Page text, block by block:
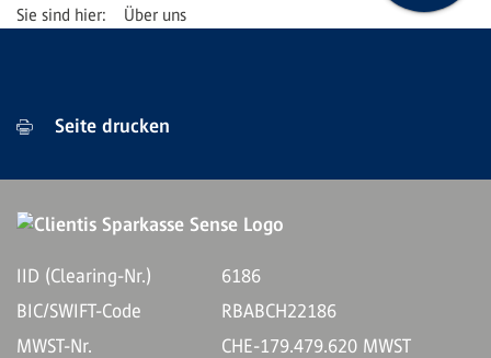
Über uns
Seite drucken
IID (Clearing-Nr.)
6186
BIC/SWIFT-Code
RBABCH22186
MWST-Nr.
CHE-179.479.620 MWST